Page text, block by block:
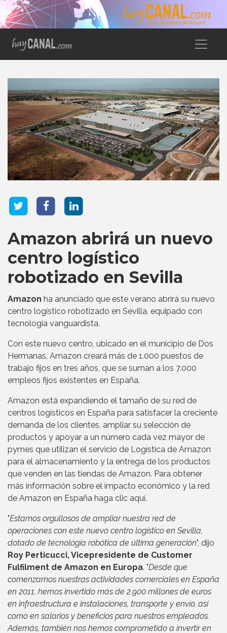
Amazon abrirá un nuevo
centro logístico
robotizado en Sevilla
Amazon ha anunciado que este verano abrirá su nuevo
centro logístico robotizado en Sevilla, equipado con
tecnología vanguardista.
Con este nuevo centro, ubicado en el municipio de Dos
Hermanas, Amazon creará más de 1.000 puestos de
trabajo fijos en tres años, que se suman a los 7.000
empleos fijos existentes en España.
Amazon está expandiendo el tamaño de su red de
centros logísticos en España para satisfacer la creciente
demanda de los clientes, ampliar su selección de
productos y apoyar a un número cada vez mayor de
pymes que utilizan el servicio de Logística de Amazon
para el almacenamiento y la entrega de los productos
que venden en las tiendas de Amazon. Para obtener
más información sobre el impacto económico y la red
de Amazon en España haga clic aquí.
"Estamos orgullosos de ampliar nuestra red de
operaciones con este nuevo centro logístico en Sevilla,
dotado de tecnología robótica de última generación", dijo
Roy Perticucci, Vicepresidente de Customer
Fulfilment de Amazon en Europa. "Desde que
comenzamos nuestras actividades comerciales en España
en 2011, hemos invertido más de 2.900 millones de euros
en infraestructura e instalaciones, transporte y envío, así
como en salarios y beneficios para nuestros empleados.
Además, también nos hemos comprometido a invertir en